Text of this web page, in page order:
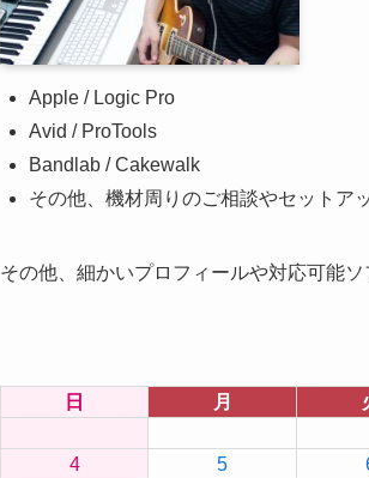
Apple / Logic Pro
Avid / ProTools
Bandlab / Cakewalk
その他、機材周りのご相談やセットア
その他、細かいプロフィールや対応可能
日 月
4
5